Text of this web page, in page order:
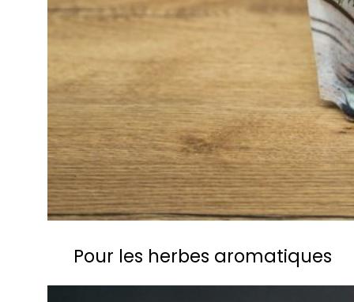
Pour les herbes aromatiques